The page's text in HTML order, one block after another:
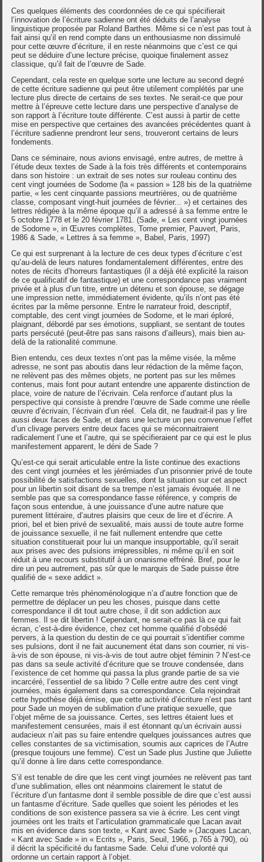
Ces quelques éléments des coordonnées de ce qui spécifierait
l’innovation de l’écriture sadienne ont été déduits de l’analyse
linguistique proposée par Roland Barthes. Même si ce n’est pas tout à
fait ainsi qu’il en rend compte dans un enthousiasme non dissimulé
pour cette œuvre d’écriture, il en reste néanmoins que c’est ce qui
peut se déduire d’une lecture précise, quoique finalement assez
classique, qu’il fait de l’œuvre de Sade.
Cependant, cela reste en quelque sorte une lecture au second degré
de cette écriture sadienne qui peut être utilement complétés par une
lecture plus directe de certains de ses textes. Ne serait-ce que pour
mettre à l’épreuve cette lecture dans une perspective d’analyse de
son rapport à l’écriture toute différente. C’est aussi à partir de cette
mise en perspective que certaines des avancées précédentes quant à
l’écriture sadienne prendront leur sens, trouveront certains de leurs
fondements.
Dans ce séminaire, nous avions envisagé, entre autres, de mettre à
l’étude deux textes de Sade à la fois très différents et contemporains
dans son histoire : un extrait de ses notes sur rouleau continu des
cent vingt journées de Sodome (la « passion » 128 bis de la quatrième
partie, « les cent cinquante passions meurtrières, ou de quatrième
classe, composant vingt-huit journées de février... ») et certaines des
lettres rédigée à la même époque qu’il a adressé à sa femme entre le
5 octobre 1778 et le 20 février 1781. (Sade, « Les cent vingt journées
de Sodome », in Œuvres complètes, Tome premier, Pauvert, Paris,
1986 & Sade, « Lettres à sa femme », Babel, Paris, 1997)
Ce qui est surprenant à la lecture de ces deux types d’écriture c’est
qu’au-delà de leurs natures fondamentalement différentes, entre des
notes de récits d’horreurs fantastiques (il a déjà été explicité la raison
de ce qualificatif de fantastique) et une correspondance pas vraiment
privée et à plus d’un titre, entre un détenu et son épouse, se dégage
une impression nette, immédiatement évidente, qu’ils n’ont pas été
écrites par la même personne. Entre le narrateur froid, descriptif,
comptable, des cent vingt journées de Sodome, et le mari éploré,
plaignant, débordé par ses émotions, suppliant, se sentant de toutes
parts persécuté (peut-être pas sans raisons d’ailleurs), mais bien au-
delà de la rationalité commune.
Bien entendu, ces deux textes n’ont pas la même visée, la même
adresse, ne sont pas aboutis dans leur rédaction de la même façon,
ne relèvent pas des mêmes objets, ne portent pas sur les mêmes
contenus, mais font pour autant entendre une apparente distinction de
place, voire de nature de l’écrivain. Cela renforce d’autant plus la
perspective qui consiste à prendre l’œuvre de Sade comme une réelle
œuvre d’écrivain, l’écrivain d’un réel. Cela dit, ne faudrait-il pas y lire
aussi deux faces de Sade, et dans une lecture un peu convenue l’effet
d’un clivage pervers entre deux faces qui se méconnaitraient
radicalement l’une et l’autre, qui se spécifieraient par ce qui est le plus
manifestement apparent, le déni de Sade ?
Qu’est-ce qui serait articulable entre la liste continue des exactions
des cent vingt journées et les jérémiades d’un prisonnier privé de toute
possibilité de satisfactions sexuelles, dont la situation sur cet aspect
pour un libertin soit disant de sa trempe n’est jamais évoquée. Il ne
semble pas que sa correspondance fasse référence, y compris de
façon sous entendue, à une jouissance d’une autre nature que
purement littéraire, d’autres plaisirs que ceux de lire et d’écrire. A
priori, bel et bien privé de sexualité, mais aussi de toute autre forme
de jouissance sexuelle, il ne fait nullement entendre que cette
situation constituerait pour lui un manque insupportable, qu’il serait
aux prises avec des pulsions irrépressibles, ni même qu’il en soit
réduit à une recours substitutif à un onanisme effréné. Bref, pour le
dire un peu autrement, pas sûr que le marquis de Sade puisse être
qualifié de « sexe addict ».
Cette remarque très phénoménologique n’a d’autre fonction que de
permettre de déplacer un peu les choses, puisque dans cette
correspondance il dit tout autre chose, il dit son addiction aux
femmes. Il se dit libertin ! Cependant, ne serait-ce pas là ce qui fait
écran, c’est-à-dire évidence, chez cet homme qualifié d’obsédé
pervers, à la question du destin de ce qui pourrait s’identifier comme
ses pulsions, dont il ne fait aucunement état dans son courrier, ni vis-
à-vis de son épouse, ni vis-à-vis de tout autre objet féminin ? N’est-ce
pas dans sa seule activité d’écriture que se trouve condensée, dans
l’existence de cet homme qui passa la plus grande partie de sa vie
incarcéré, l’essentiel de sa libido ? Celle entre autre des cent vingt
journées, mais également dans sa correspondance. Cela rejoindrait
cette hypothèse déjà émise, que cette activité d’écriture n’est pas tant
pour Sade un moyen de sublimation d’une pratique sexuelle, que
l’objet même de sa jouissance. Certes, ses lettres étaient lues et
manifestement censurées, mais il est étonnant qu’un écrivain aussi
audacieux n’ait pas su faire entendre quelques jouissances autres que
celles constantes de sa victimisation, soumis aux caprices de l’Autre
(presque toujours une femme). C’est un Sade plus Justine que Juliette
qu’il donne à lire dans cette correspondance.
S’il est tenable de dire que les cent vingt journées ne relèvent pas tant
d’une sublimation, elles ont néanmoins clairement le statut de
l’écriture d’un fantasme dont il semble possible de dire que c’est aussi
un fantasme d’écriture. Sade quelles que soient les périodes et les
conditions de son existence passera sa vie à écrire. Les cent vingt
journées ont les traits et l’articulation grammaticale que Lacan avait
mis en évidence dans son texte, « Kant avec Sade » (Jacques Lacan,
« Kant avec Sade » in « Ecrits », Paris, Seuil, 1966, p.765 à 790), où
il décrit la spécificité du fantasme Sade. Celui d’une volonté qui
ordonne un certain rapport à l’objet.